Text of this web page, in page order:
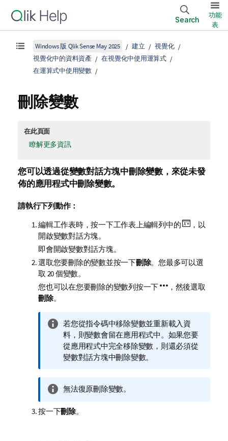
Search
功能
表
Windows 版 Qlik Sense May 2025 建立
視覺化
視覺化中的資料資產
在視覺化中使用運算式
在運算式中使用變數
刪除變數
在此頁面
瞭解更多資訊
您可以透過從變數對話方塊中刪除變數，來從未發
佈的應用程式中刪除變數。
請執行下列動作：
編輯工作表時，按一下工作表上編輯列中的
，以
開啟變數對話方塊。
即會開啟變數對話方塊。
選取您要刪除的變數並按一下刪除。您最多可以選
取 20 個變數。
您也可以在您要刪除的變數列按一下
，然後選取
刪除。
資
訊
備
註
若您從指令碼中移除變數並重新載入資
料，則變數會留在應用程式中。如果您要
從應用程式中完全移除變數，則還必須從
變數對話方塊中刪除變數。
資
備
無法復原刪除變數。
按一下刪除。